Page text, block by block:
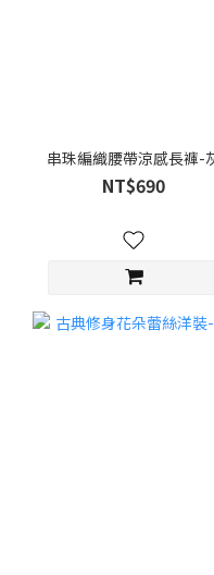
串珠編織腰帶涼感長褲-
NT$690